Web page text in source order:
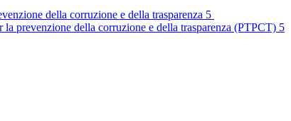
della corruzione e della trasparenza 5
la prevenzione della corruzione e della trasparenza (PTPCT) 5